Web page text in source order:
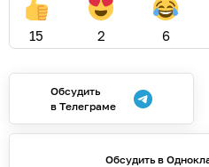
15 2 6
Обсудить
в Телеграме
Обсудить в